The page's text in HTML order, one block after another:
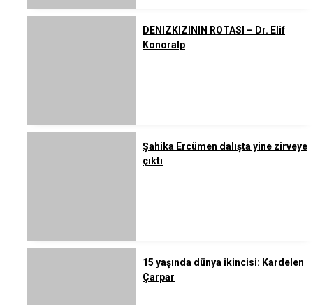
DENIZKIZININ ROTASI – Dr. Elif
Konoralp
Şahika Ercümen dalışta yine zirveye
çıktı
15 yaşında dünya ikincisi: Kardelen
Çarpar